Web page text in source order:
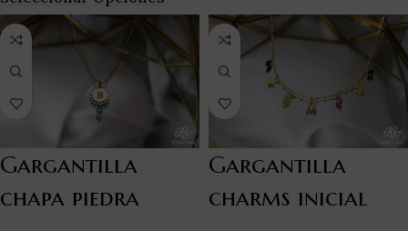
Gargantilla
chapa piedra
Gargantilla
charms inicial